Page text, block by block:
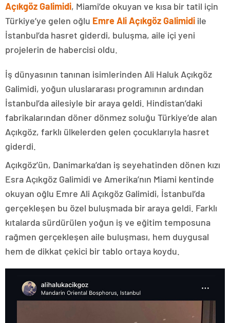
Açıkgöz Galimidi, Miami’de okuyan ve kısa bir tatil için
Türkiye’ye gelen oğlu Emre Ali Açıkgöz Galimidi ile
İstanbul’da hasret giderdi, buluşma, aile içi yeni
projelerin de habercisi oldu.
İş dünyasının tanınan isimlerinden Ali Haluk Açıkgöz
Galimidi, yoğun uluslararası programının ardından
İstanbul’da ailesiyle bir araya geldi. Hindistan’daki
fabrikalarından döner dönmez soluğu Türkiye’de alan
Açıkgöz, farklı ülkelerden gelen çocuklarıyla hasret
giderdi.
Açıkgöz’ün, Danimarka’dan iş seyehatinden dönen kızı
Esra Açıkgöz Galimidi ve Amerika’nın Miami kentinde
okuyan oğlu Emre Ali Açıkgöz Galimidi, İstanbul’da
gerçekleşen bu özel buluşmada bir araya geldi. Farklı
kıtalarda sürdürülen yoğun iş ve eğitim temposuna
rağmen gerçekleşen aile buluşması, hem duygusal
hem de dikkat çekici bir tablo ortaya koydu.